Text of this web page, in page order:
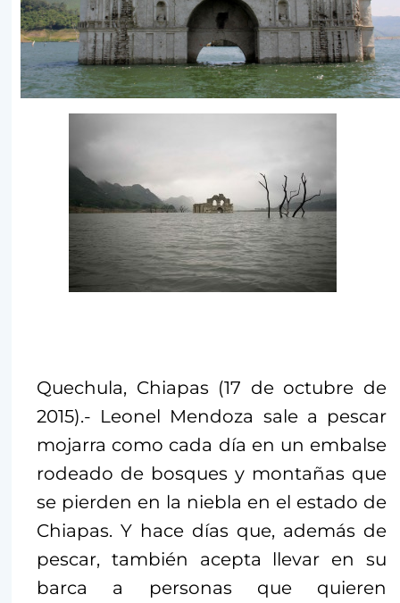
Quechula, Chiapas (17 de octubre de
2015).- Leonel Mendoza sale a pescar
mojarra como cada día en un embalse
rodeado de bosques y montañas que
se pierden en la niebla en el estado de
Chiapas. Y hace días que, además de
pescar, también acepta llevar en su
barca a personas que quieren